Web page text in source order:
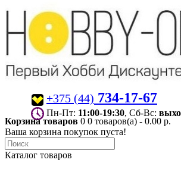
+375 (44) 734-17-67
Пн-Пт: 11:00-19:30 , Сб-Вс:
Корзина товаров 0 0 товаров(а) - 0.00 р.
Ваша корзина покупок пуста!
Каталог товаров